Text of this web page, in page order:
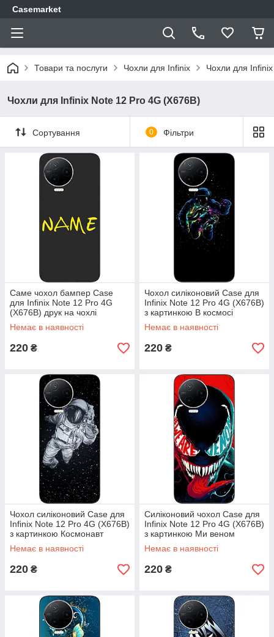
Casemarket
Товари та послуги Чохли для Infinix Чохли для
Чохли для Infinix Note 12 Pro 4G (X676B)
Сортування 0 Фільтри
Саме чохол бампер Case
для Infinix Note 12 Pro 4G
(X676B) друк на чохлі
Немає в наявності
220 ₴
Чохол силіконовий Case для
Infinix Note 12 Pro 4G (X676B)
з картинкою В космосі
Немає в наявності
220 ₴
Чохол силіконовий Case для
Infinix Note 12 Pro 4G (X676B)
з картинкою Космонавт
Немає в наявності
220 ₴
Силіконовий чохол Case для
Infinix Note 12 Pro 4G (X676B)
з картинкою Ми веном
Немає в наявності
220 ₴